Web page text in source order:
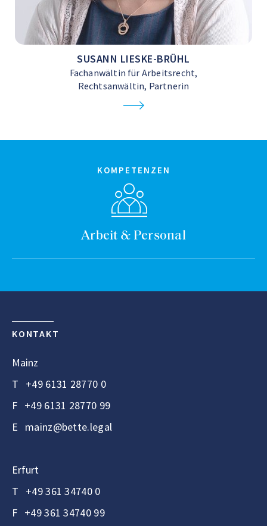
SUSANN LIESKE-BRÜHL
Fachanwältin für Arbeitsrecht,
Rechtsanwältin, Partnerin
KOMPETENZEN
Arbeit & Personal
KONTAKT
Mainz
T +49 6131 28770 0
F +49 6131 28770 99
E mainz@bette.legal
Erfurt
T +49 361 34740 0
F +49 361 34740 99